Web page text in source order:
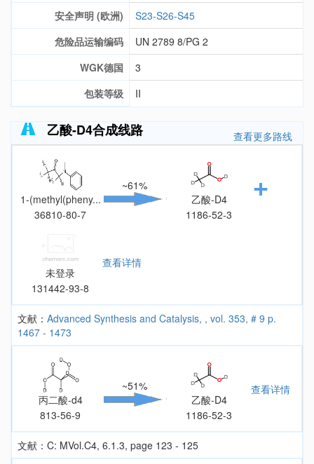
安全声明 (欧洲)
S23-S26-S45
危险品运输编码
UN 2789 8/PG 2
WGK德国
3
包装等级
II
乙酸-D4合成线路 查看更多路线
1-(methyl(pheny...
36810-80-7
~61%
乙酸-D4
1186-52-3
未登录
131442-93-8
查看详情
文献： Advanced Synthesis and Catalysis, , vol. 353, # 9 p.
1467 - 1473
丙二酸-d4
813-56-9
~51%
乙酸-D4
1186-52-3
查看详情
文献：C: MVol.C4, 6.1.3, page 123 - 125